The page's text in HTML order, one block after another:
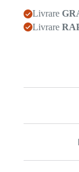
Livrare
Livrare